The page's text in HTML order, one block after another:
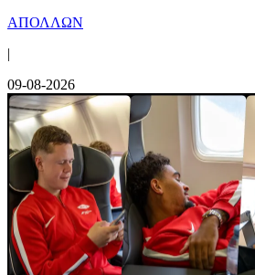
ΑΠΟΛΛΩΝ
|
09-08-2026